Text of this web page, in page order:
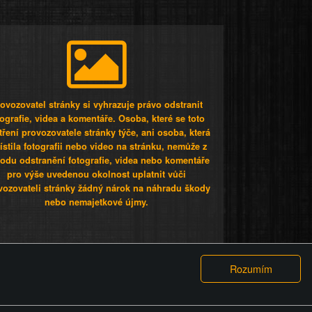
stránky si vyhrazuje právo odstranit
videa a komentáře. Osoba, které se toto
provozovatele stránky týče, ani osoba, která
fotografii nebo video na stránku, nemůže z
odstranění fotografie, videa nebo komentáře
pro výše uvedenou okolnost uplatnit vůči
stránky žádný nárok na náhradu škody
nebo nemajetkové újmy.
GDPR COOKIES